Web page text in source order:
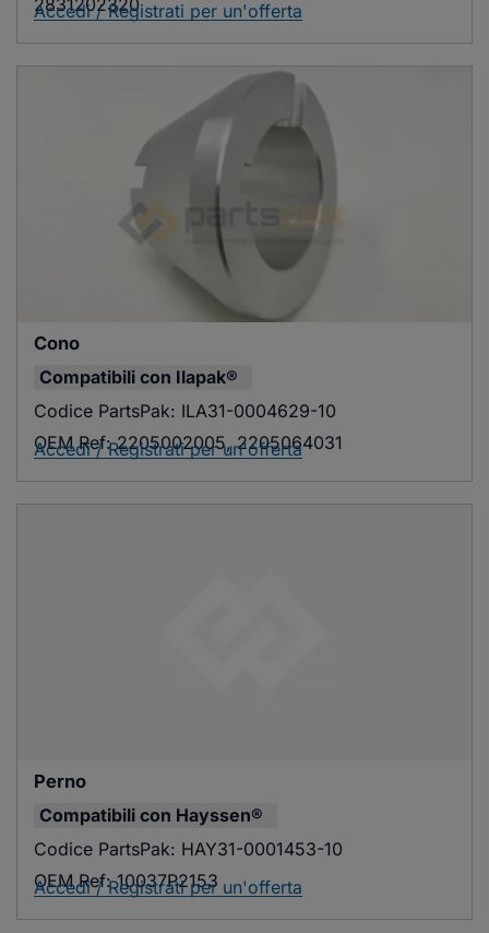
2831202320
Accedi / Registrati per un'offerta
Cono
Compatibili con Ilapak®
Codice PartsPak: ILA31-0004629-10
OEM Ref: 2205002005, 2205064031
Accedi / Registrati per un'offerta
Perno
Compatibili con Hayssen®
Codice PartsPak: HAY31-0001453-10
OEM Ref: 10037P2153
Accedi / Registrati per un'offerta